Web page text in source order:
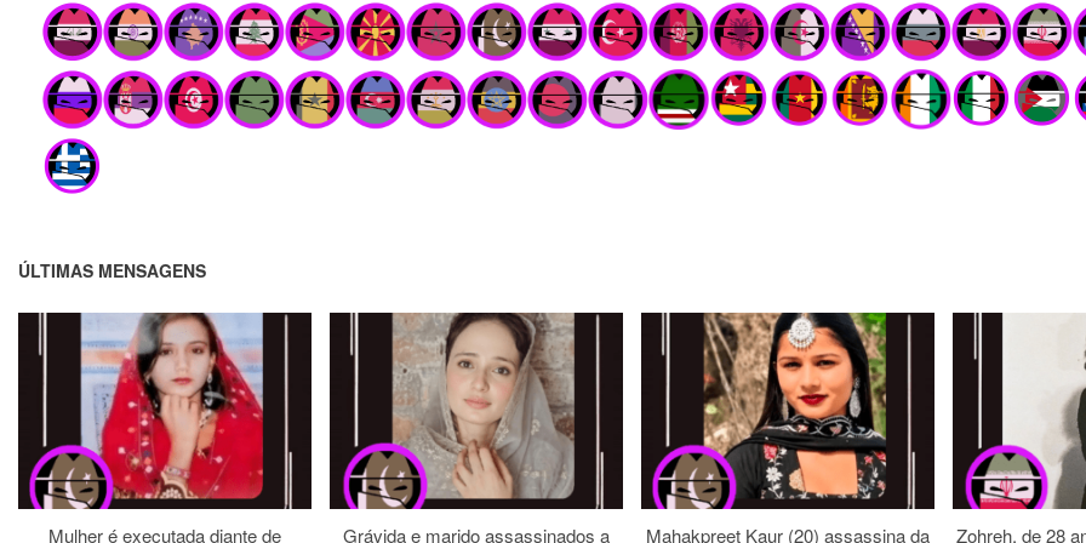
ÚLTIMAS MENSAGENS
Mulher é executada diante de Grávida e marido assassinados a Mahakpreet Kaur (20) assassina da Zohreh, de 28